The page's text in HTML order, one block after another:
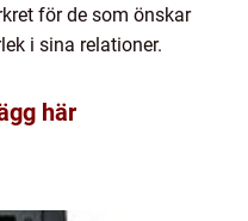
för de som önskar
i sina relationer.
här